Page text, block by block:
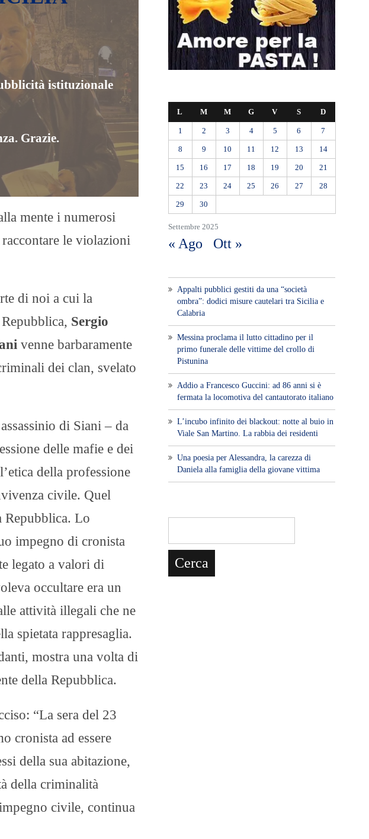
istituzionale
Grazie.
mente i numerosi
le violazioni
di noi a cui la
Sergio
venne barbaramente
dei clan, svelato
di Siani – da
delle mafie e dei
della professione
civile. Quel
Repubblica. Lo
impegno di cronista
legato a valori di
occultare era un
attività illegali che ne
spietata rappresaglia.
mostra una volta di
della Repubblica.
“La sera del 23
cronista ad essere
della sua abitazione,
della criminalità
civile, continua
Settembre 2025
L M M G V S D
1 2 3 4 5 6 7
8 9 10 11 12 13 14
15 16 17 18 19 20 21
22 23 24 25 26 27 28
29 30
« Ago Ott »
Appalti pubblici gestiti da una “società
ombra”: dodici misure cautelari tra Sicilia e
Calabria
Messina proclama il lutto cittadino per il
primo funerale delle vittime del crollo di
Pistunina
Addio a Francesco Guccini: ad 86 anni si è
fermata la locomotiva del cantautorato italiano
L’incubo infinito dei blackout: notte al buio in
Viale San Martino. La rabbia dei residenti
Una poesia per Alessandra, la carezza di
Daniela alla famiglia della giovane vittima